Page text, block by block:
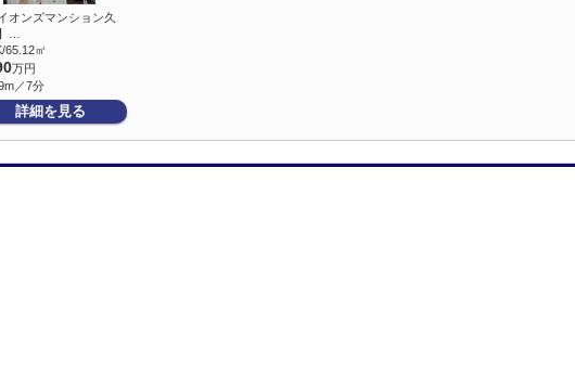
オンズマンション久
…
65.12㎡
万円
／7分
詳細を見る